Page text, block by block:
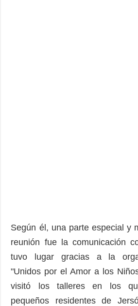
Según él, una parte especial y
reunión fue la comunicación
tuvo lugar gracias a la
"Unidos por el Amor a los
visitó los talleres en los
pequeños residentes de